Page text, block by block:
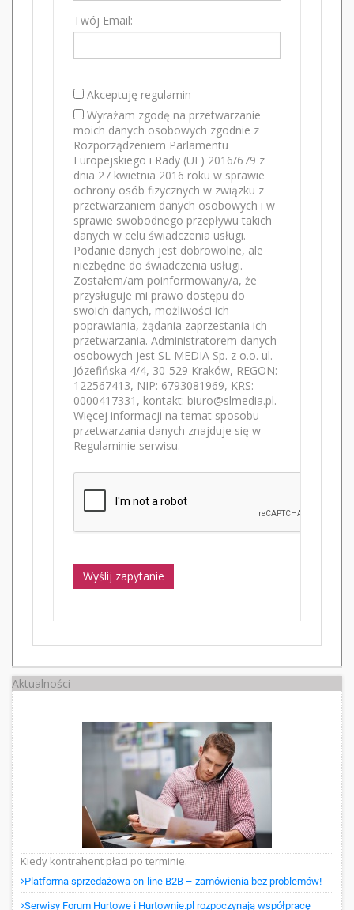
Twój Email:
Akceptuję regulamin
Wyrażam zgodę na przetwarzanie
moich danych osobowych zgodnie z
Rozporządzeniem Parlamentu
Europejskiego i Rady (UE) 2016/679 z
dnia 27 kwietnia 2016 roku w sprawie
ochrony osób fizycznych w związku z
przetwarzaniem danych osobowych i w
sprawie swobodnego przepływu takich
danych w celu świadczenia usługi.
Podanie danych jest dobrowolne, ale
niezbędne do świadczenia usługi.
Zostałem/am poinformowany/a, że
przysługuje mi prawo dostępu do
swoich danych, możliwości ich
poprawiania, żądania zaprzestania ich
przetwarzania. Administratorem danych
osobowych jest SL MEDIA Sp. z o.o. ul.
Józefińska 4/4, 30-529 Kraków, REGON:
122567413, NIP: 6793081969, KRS:
0000417331, kontakt: biuro@slmedia.pl.
Więcej informacji na temat sposobu
przetwarzania danych znajduje się w
Regulaminie serwisu.
Wyślij zapytanie
Aktualności
Kiedy kontrahent płaci po terminie.
Platforma sprzedażowa on-line B2B – zamówienia bez problemów!
Serwisy Forum Hurtowe i Hurtownie.pl rozpoczynają współpracę